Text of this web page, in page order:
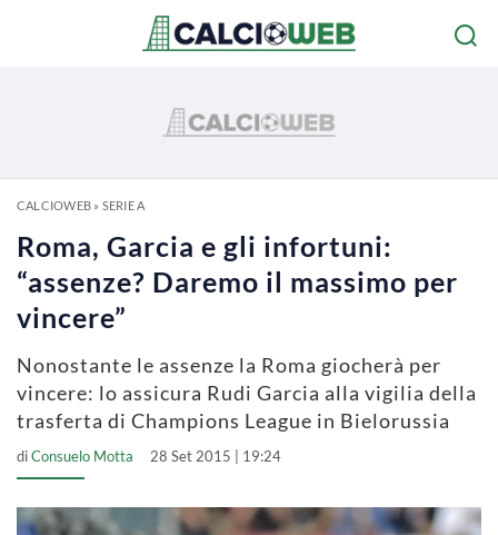
CALCIOWEB» SERIE A
Roma, Garcia e gli infortuni:
“assenze? Daremo il massimo per
vincere”
Nonostante le assenze la Roma giocherà per
vincere: lo assicura Rudi Garcia alla vigilia della
trasferta di Champions League in Bielorussia
diConsuelo Motta 28 Set 2015 | 19:24